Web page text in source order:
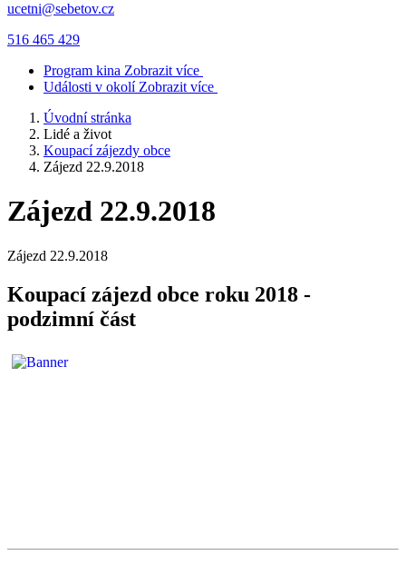
ucetni@sebetov.cz
516 465 429
Program kina Zobrazit více
Události v okolí Zobrazit více
Úvodní stránka
Lidé a život
Koupací zájezdy obce
Zájezd 22.9.2018
Zájezd 22.9.2018
Zájezd 22.9.2018
Koupací zájezd obce roku 2018 -
podzimní část